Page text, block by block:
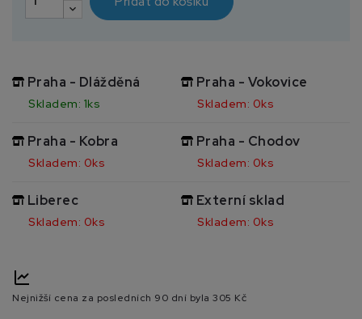
Praha - Dlážděná
Skladem: 1ks
Praha - Vokovice
Skladem: 0ks
Praha - Kobra
Skladem: 0ks
Praha - Chodov
Skladem: 0ks
Liberec
Skladem: 0ks
Externí sklad
Skladem: 0ks
Nejnižší cena za posledních 90 dní byla 305 Kč